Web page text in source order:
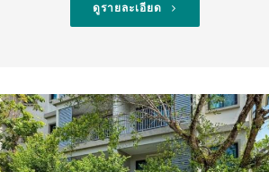
ดูรายละเอียด